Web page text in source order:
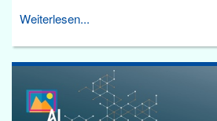
Weiterlesen...